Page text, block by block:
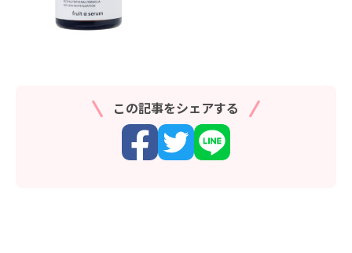
この記事をシェアする